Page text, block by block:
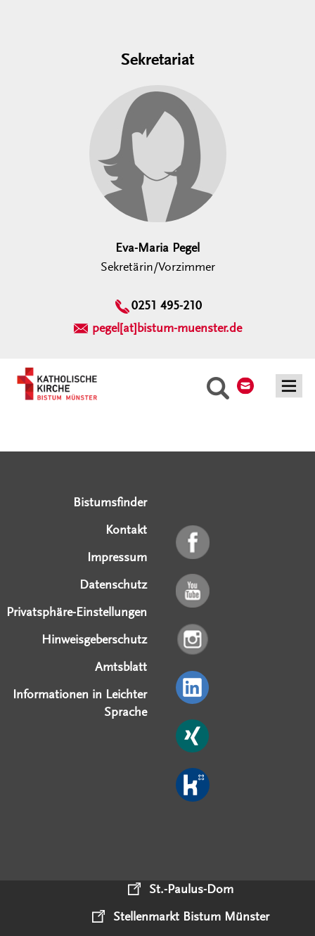
Suche
Sekretariat
Eva-Maria Pegel
Sekretärin/Vorzimmer
0251 495-210
pegel[at]bistum-muenster.de
Bistumsfinder
Kontakt
Impressum
Datenschutz
Privatsphäre-Einstellungen
Hinweisgeberschutz
Amtsblatt
Informationen in Leichter
Sprache
St.-Paulus-Dom
Stellenmarkt Bistum Münster